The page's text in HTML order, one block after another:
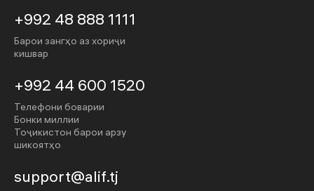
+992 48 888 1111
Барои зангҳо аз хориҷи
кишвар
+992 44 600 1520
Телефони боварии
Бонки миллии
Тоҷикистон барои арзу
шикоятҳо
support@alif.tj